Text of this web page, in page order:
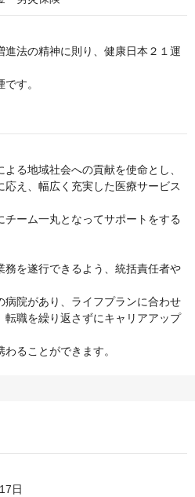
進法の精神に則り、健康日本２１運
す。
る地域社会への貢献を使命とし、
え、幅広く充実した医療サービス
ーム一丸となってサポートをする
務を遂行できるよう、統括責任者や
病院があり、ライフプランに合わせ
転職を繰り返さずにキャリアアップ
ることができます。
日